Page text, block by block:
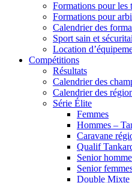
Formations pour les
Formations pour
Calendrier des
Sport sain et
Location
Compétitions
Résultats
Calendrier des
Calendrier des
Série Élite
Femmes
Hommes –
Caravane
Qualif
Senior
Senior
Double Mixte